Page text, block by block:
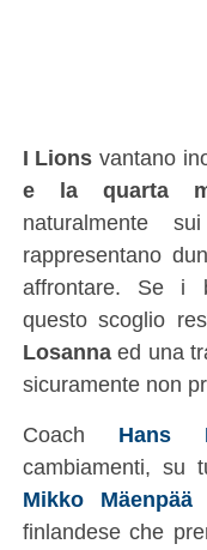
I Lions vantano
e la quarta
naturalmente
rappresentano
affrontare. Se i
questo scoglio
Losannaed una
sicuramente non
Coach Hans
cambiamenti, su
Mikko Mäenpää
finlandese che